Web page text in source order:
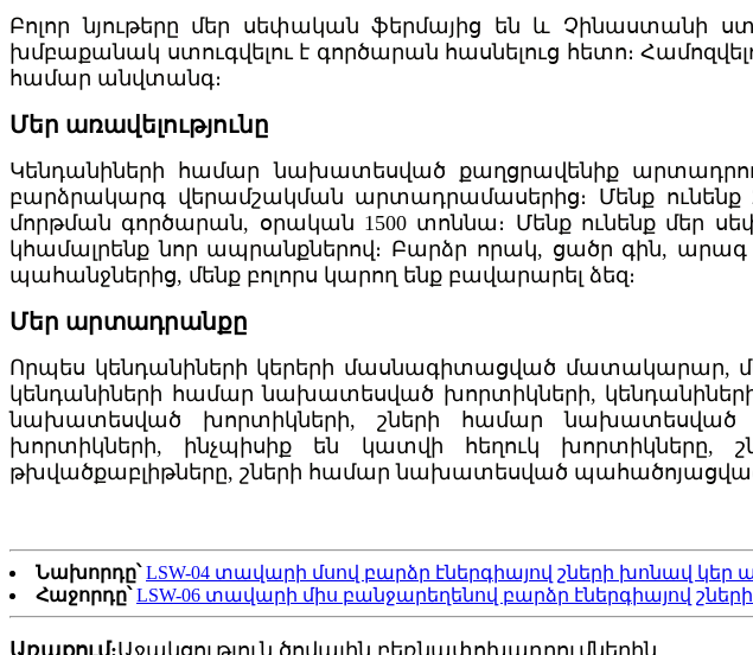
Բոլոր նյութերը մեր սեփական ֆերմայից են և Չինաստանի
խմբաքանակ ստուգվելու է գործարան հասնելուց հետո։
համար անվտանգ։
Մեր առավելությունը
Կենդանիների համար նախատեսված քաղցրավենիք արտադրող
բարձրակարգ վերամշակման արտադրամասերից։ Մենք
մորթման գործարան, օրական 1500 տոննա։ Մենք ունենք մեր
կհամալրենք նոր ապրանքներով։ Բարձր որակ, ցածր գին,
պահանջներից, մենք բոլորս կարող ենք բավարարել ձեզ։
Մեր արտադրանքը
Որպես կենդանիների կերերի մասնագիտացված մատակարար,
կենդանիների համար նախատեսված խորտիկների,
նախատեսված խորտիկների, շների համար
խորտիկների, ինչպիսիք են կատվի հեղուկ
թխվածքաբլիթները, շների համար նախատեսված
Նախորդը՝ LSW-04 տավարի մսով բարձր էներգիայով շների խոնավ կեր
Հաջորդը՝ LSW-06 տավարի միս բանջարեղենով բարձր էներգիայով